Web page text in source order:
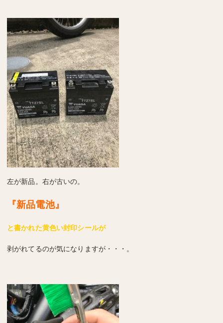
左が新品。右が古いの。
『新品電池』
と書かれた黄色い封印シールが
剥がれてるのが気になりますが・・・。